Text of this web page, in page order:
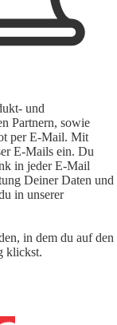
und
Partnern, sowie
per E-Mail. Mit
E-Mails ein. Du
in jeder E-Mail
Deiner Daten und
in unserer
in dem du auf den
klickst.